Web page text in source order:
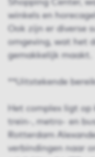
Shopping Center,
winkels en
Ook zijn er diverse
omgeving, wat het
gemakkelijk maakt.
**Uitstekende
Het complex ligt
trein-, metro- en
Rotterdam
verbindingen naar